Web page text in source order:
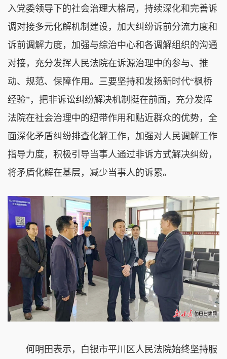
入党委领导下的社会治理大格局，持续深化和完善诉
调对接多元化解机制建设，加大纠纷诉前分流力度和
诉前调解力度，加强与综治中心和各调解组织的沟通
对接，充分发挥人民法院在诉源治理中的参与、推
动、规范、保障作用。三要坚持和发扬新时代“枫桥
经验”，把非诉讼纠纷解决机制挺在前面，充分发挥
法院在社会治理中的纽带作用和贴近群众的优势，全
面深化矛盾纠纷排查化解工作，加强对人民调解工作
指导力度，积极引导当事人通过非诉方式解决纠纷，
将矛盾化解在基层，减少当事人的诉累。
何明田表示，白银市平川区人民法院始终坚持服